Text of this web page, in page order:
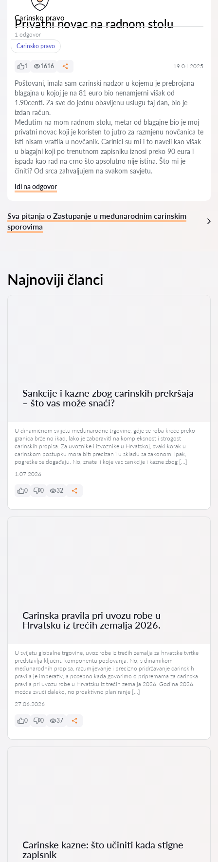
Carinsko pravo
Privatni novac na radnom stolu
1 odgovor
Carinsko pravo
1 1616 19.04.2025
Poštovani, imala sam carinski nadzor u kojemu je prebrojana
blagajna u kojoj je na 81 euro bio nenamjerni višak od
1.90centi. Za sve do jednu obavljenu uslugu taj dan, bio je
izdan račun.
Međutim na mom radnom stolu, metar od blagajne bio je moj
privatni novac koji je koristen to jutro za razmjenu novčanica te
isti nisam vratila u novčanik. Carinici su mi i to naveli kao višak
u blagajni koji po trenutnom zapisniku iznosi preko 90 eura i
ispada kao rad na crno što apsolutno nije istina. Što mi je
činiti? Od srca zahvaljujem na svakom savjetu.
Idi na odgovor
Sva pitanja o Zastupanje u međunarodnim carinskim
sporovima
Najnoviji članci
Sankcije i kazne zbog carinskih prekršaja
– što vas može snaći?
U dinamičnom svijetu međunarodne trgovine, gdje se roba kreće preko
granica brže no ikad, lako je zaboraviti na kompleksnost i strogost
carinskih propisa. Za uvoznike i izvoznike u Hrvatskoj, svaki korak u
carinskom postupku mora biti precizan i u skladu sa zakonom. Ipak,
pogreške se događaju. No, znate li koje vas sankcije i kazne zbog […]
1.07.2026
0 0 32
Carinska pravila pri uvozu robe u
Hrvatsku iz trećih zemalja 2026.
U svijetu globalne trgovine, uvoz robe iz trećih zemalja za hrvatske tvrtke
predstavlja ključnu komponentu poslovanja. No, s dinamikom
međunarodnih propisa, razumijevanje i precizno pridržavanje carinskih
pravila je imperativ, a posebno kada govorimo o pripremama za carinska
pravila pri uvozu robe u Hrvatsku iz trećih zemalja 2026. Godina 2026.
možda zvuči daleko, no proaktivno planiranje […]
27.06.2026
0 0 37
Carinske kazne: što učiniti kada stigne
zapisnik